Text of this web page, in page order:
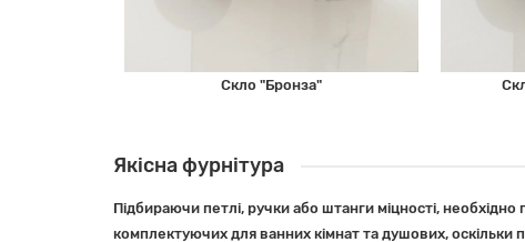
Скло "Бронза"
Якісна фурнітура
Підбираючи петлі, ручки або штанги міцності,
комплектуючих для ванних кімнат та душових, оскільки